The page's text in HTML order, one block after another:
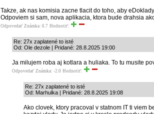
Takze, ak nas komisia zacne tlacit do toho, aby
Odpoviem si sam, nova aplikacia, ktora bude drahsia
Odpovedať Známka: 6.7 Hodnotiť:
Re: 27x zaplatené to isté
Od: Ole dezole | Pridané: 28.8.2025 19:00
Ja milujem roba aj kotlara a huliaka. To tu musite
Odpovedať Známka: -2.0 Hodnotiť:
Re: 27x zaplatené to isté
Od: Marhulka | Pridané: 28.8.2025 19:08
Ako clovek, ktory pracoval v statnom IT ti viem